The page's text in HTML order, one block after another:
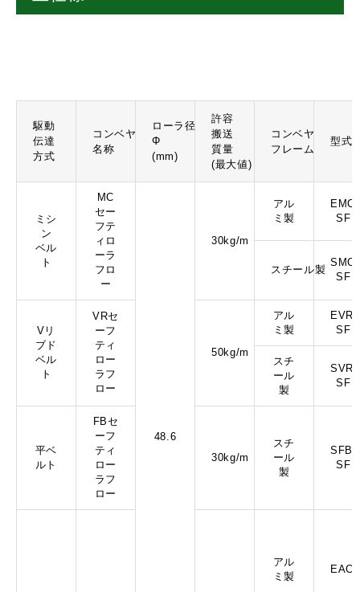
駆動
伝達
方式
コンベヤ
名称
ローラ径
Φ
(mm)
許容
搬送
質量
(最大値)
コンベヤ
フレーム
型式
ミシ
ン
ベル
ト
MC
セー
フテ
ィロ
ーラ
フロ
ー
48.6
30kg/m
アル
ミ製
SF
スチール製
SF
Vリ
ブド
ベル
ト
VRセ
ーフ
ティ
ロー
ラフ
ロー
50kg/m
アル
ミ製
SF
スチ
ール
製
SF
平ベ
ルト
FBセ
ーフ
ティ
ロー
ラフ
ロー
30kg/m
スチ
ール
製
SF
アル
ミ製